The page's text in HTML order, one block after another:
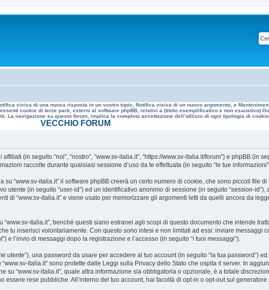
visiva di una nuova risposta in un vostro topic, Notifica visiva di un nuovo argomento, e
cookie di terze parti, esterni al software phpBB, relativi a (titolo esemplificativo e non esaustivo)
La navigazione su questo forum, implica la completa accettazione dell’utilizzo di ogni tipologia di
VECCHIO FORUM
(in seguito “noi”, “nostro”, “www.sv-italia.it”, “https://www.sv-italia.it/forum”) e phpBB (in
raccolte durante qualsiasi sessione d’uso da te effettuata (in seguito “le tue
“www.sv-italia.it” il software phpBB creerà un certo numero di cookie, che sono piccoli file
(in seguito “user-id”) ed un identificativo anonimo di sessione (in seguito “session-id”),
di “www.sv-italia.it” e viene usato per memorizzare gli argomenti letti da quelli ancora da
italia.it”, benché questi siano estranei agli scopi di questo documento che intende
tu inserisci volontariamente. Con questo sono intesi e non limitati ad essi: inviare messaggi
e l’invio di messaggi dopo la registrazione e l’accesso (in seguito “i tuoi messaggi”).
utente”), una password da usare per accedere al tuo account (in seguito “la tua password”)
italia.it” sono protette dalle Leggi sulla Privacy dello Stato che ospita il server. In
“www.sv-italia.it”, quale altra informazione sia obbligatoria o opzionale, è a totale
rese pubbliche. All’interno del tuo account, hai facoltà di opt-in o opt-out sul